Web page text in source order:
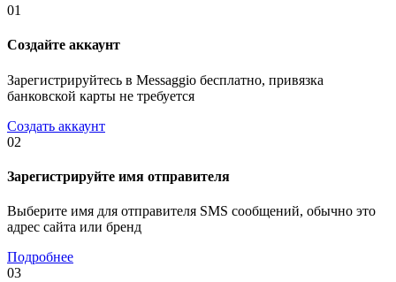
01
Создайте аккаунт
Зарегистрируйтесь в Messaggio бесплатно, привязка
банковской карты не требуется
Создать аккаунт
02
Зарегистрируйте имя отправителя
Выберите имя для отправителя SMS сообщений, обычно это
адрес сайта или бренд
Подробнее
03